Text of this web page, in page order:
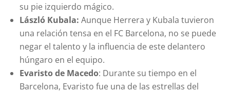
su pie izquierdo mágico.
László Kubala: Aunque Herrera y Kubala tuvieron
una relación tensa en el FC Barcelona, no se puede
negar el talento y la influencia de este delantero
húngaro en el equipo.
Evaristo de Macedo: Durante su tiempo en el
Barcelona, Evaristo fue una de las estrellas del